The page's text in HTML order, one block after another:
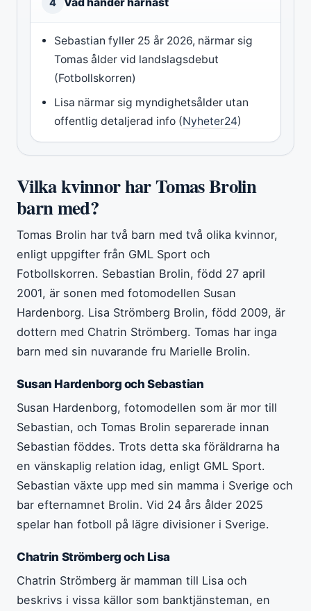
Sebastian fyller 25 år 2026, närmar sig
Tomas ålder vid landslagsdebut
(Fotbollskorren)
Lisa närmar sig myndighetsålder utan
offentlig detaljerad info (Nyheter24)
Vilka kvinnor har Tomas Brolin
barn med?
Tomas Brolin har två barn med två olika kvinnor,
enligt uppgifter från GML Sport och
Fotbollskorren. Sebastian Brolin, född 27 april
2001, är sonen med fotomodellen Susan
Hardenborg. Lisa Strömberg Brolin, född 2009, är
dottern med Chatrin Strömberg. Tomas har inga
barn med sin nuvarande fru Marielle Brolin.
Susan Hardenborg och Sebastian
Susan Hardenborg, fotomodellen som är mor till
Sebastian, och Tomas Brolin separerade innan
Sebastian föddes. Trots detta ska föräldrarna ha
en vänskaplig relation idag, enligt GML Sport.
Sebastian växte upp med sin mamma i Sverige och
bar efternamnet Brolin. Vid 24 års ålder 2025
spelar han fotboll på lägre divisioner i Sverige.
Chatrin Strömberg och Lisa
Chatrin Strömberg är mamman till Lisa och
beskrivs i vissa källor som banktjänsteman, en